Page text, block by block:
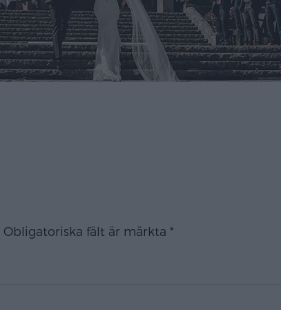
Obligatoriska fält är märkta *